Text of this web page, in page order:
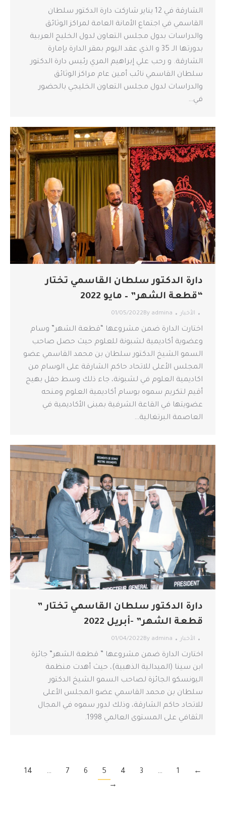
الشارقة في 12 يناير شاركت دارة الدكتور سلطان
القاسمي في اجتماع الأمانة العامة لمراكز الوثائق
والدراسات بدول مجلس التعاون لدول الخليج العربية
بدورتها الـ 35 و الذي عقد اليوم بمقر الدارة بإمارة
الشارقة. و رحب علي إبراهيم المري رئيس دارة الدكتور
سلطان القاسمي نائب أمين عام مراكز الوثائق
والدراسات لدول مجلس التعاون الخليجي بالحضور
في…
دارة الدكتور سلطان القاسمي تختار
“قطعة الشهر” – مايو 2022
الأخبار By admina
01/05/2022
اختارت الدارة ضمن مشروعها “قطعة الشهر” وسام
وعضوية أكاديمية لشبونة للعلوم حيث حصل صاحب
السمو الشيخ الدكتور سلطان بن محمد القاسمي عضو
المجلس الأعلى للاتحاد حاكم الشارقة على الوسام من
اكاديمية العلوم في لشبونة، جاء ذلك وسط حفل بهيج
أقيم لتكريم سموه بوسام أكاديمية العلوم ومنحه
عضويتها في القاعة الشرفية بمبنى الأكاديمية في
العاصمة البرتغالية…
دارة الدكتور سلطان القاسمي تختار ”
قطعة الشهر” -أبريل 2022
الأخبار By admina
01/04/2022
اختارت الدارة ضمن مشروعها ” قطعة الشهر” جائزة
ابن سينا (الميدالية الذهبية)، حيث أهدت منظمة
اليونسكو الجائزة لصاحب السمو الشيخ الدكتور
سلطان بن محمد القاسمي عضو المجلس الأعلى
للاتحاد حاكم الشارقة، وذلك لدور سموه في المجال
الثقافي على المستوى العالمي 1998.
←
1
…
3
4
5
6
7
…
14
→